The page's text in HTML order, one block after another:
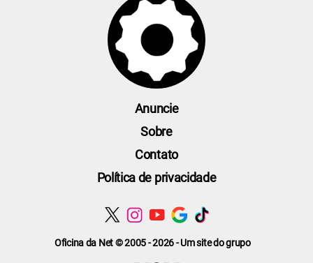
Oficina da Net © 2005 - 2026 - Um site do grupo
Anuncie
Sobre
Contato
Política de privacidade